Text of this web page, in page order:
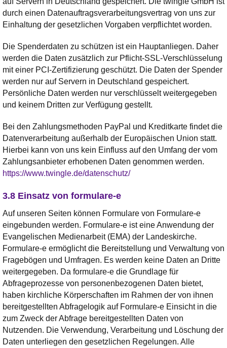
durch einen Datenauftragsverarbeitungsvertrag von uns zur
Einhaltung der gesetzlichen Vorgaben verpflichtet worden.
Die Spenderdaten zu schützen ist ein Hauptanliegen. Daher
werden die Daten zusätzlich zur Pflicht-SSL-Verschlüsselung
mit einer PCI-Zertifizierung geschützt. Die Daten der Spender
werden nur auf Servern in Deutschland gespeichert.
Persönliche Daten werden nur verschlüsselt weitergegeben
und keinem Dritten zur Verfügung gestellt.
Bei den Zahlungsmethoden PayPal und Kreditkarte findet die
Datenverarbeitung außerhalb der Europäischen Union statt.
Hierbei kann von uns kein Einfluss auf den Umfang der vom
Zahlungsanbieter erhobenen Daten genommen werden.
https://www.twingle.de/datenschutz/
3.8 Einsatz von formulare-e
Auf unseren Seiten können Formulare von Formulare-e
eingebunden werden. Formulare-e ist eine Anwendung der
Evangelischen Medienarbeit (EMA) der Landeskirche.
Formulare-e ermöglicht die Bereitstellung und Verwaltung von
Fragebögen und Umfragen. Es werden keine Daten an Dritte
weitergegeben. Da formulare-e die Grundlage für
Abfrageprozesse von personenbezogenen Daten bietet,
haben kirchliche Körperschaften im Rahmen der von ihnen
bereitgestellten Abfragelogik auf Formulare-e Einsicht in die
zum Zweck der Abfrage bereitgestellten Daten von
Nutzenden. Die Verwendung, Verarbeitung und Löschung der
Daten unterliegen den gesetzlichen Regelungen. Alle